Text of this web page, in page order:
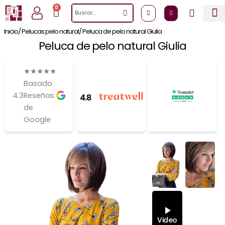
al
contenido
0
CartSearch
Inicio/ Pelucas pelo natural/ Peluca de pelo natural Giulia
Peluca de pelo natural Giulia
4.3
★★★★★
Basado
Reseñas
de
Google
4.8
Video